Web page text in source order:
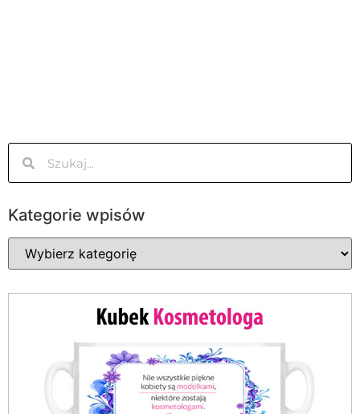
Kategorie wpisów